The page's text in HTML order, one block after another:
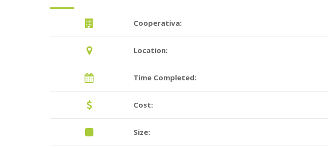
Cooperativa:
Location:
Time Completed:
Cost:
Size: